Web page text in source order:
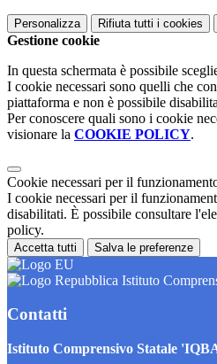
Personalizza Rifiuta tutti i cookies
Gestione cookie
In questa schermata è possibile
I cookie necessari sono quelli che
piattaforma e non è possibile
Per conoscere quali sono i cookie
visionare la COOKIE POLICY.
Cookie necessari per il
I cookie necessari per il
disabilitati. È possibile consultare
policy.
Accetta tutti Salva le preferenze
Istituto
Contatti
Istituto Comprensivo Statale